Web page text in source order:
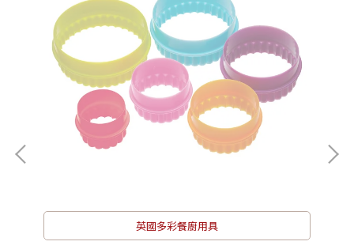
英國多彩餐廚用具